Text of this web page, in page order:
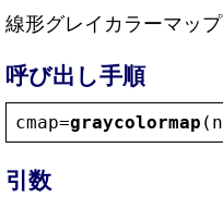
線形グレイカラーマップ
呼び出し手順
cmap=graycolormap ( n
引数